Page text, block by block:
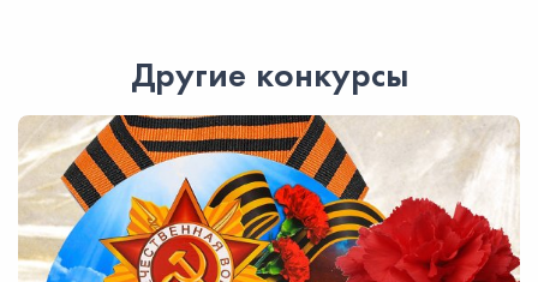
Другие конкурсы